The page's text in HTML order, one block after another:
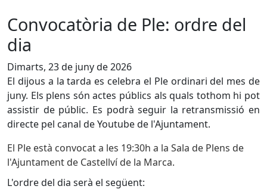
Convocatòria de Ple: ordre del
dia
Dimarts, 23 de juny de 2026
El dijous a la tarda es celebra el Ple ordinari del mes de
juny. Els plens són actes públics als quals tothom hi pot
assistir de públic. Es podrà seguir la retransmissió en
directe pel canal de Youtube de l'Ajuntament.
El Ple està convocat a les 19:30h a la Sala de Plens de
l'Ajuntament de Castellví de la Marca.
L'ordre del dia serà el següent: